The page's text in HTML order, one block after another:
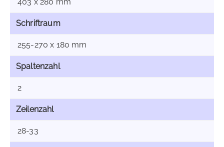
Schriftraum
255-270 x 180 mm
Spaltenzahl
2
Zeilenzahl
28-33